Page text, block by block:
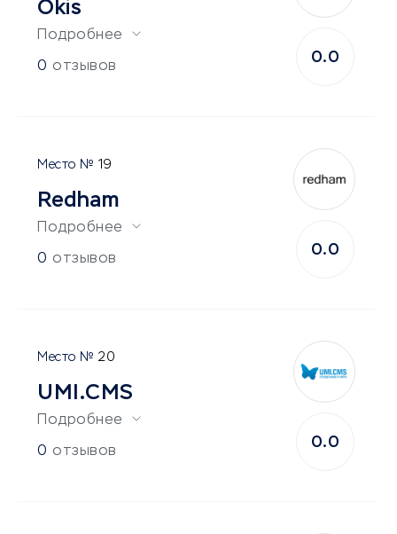
Okis
Подробнее
0 отзывов
0.0
19
Redham
Подробнее
0 отзывов
0.0
20
UMI.CMS
Подробнее
0 отзывов
0.0